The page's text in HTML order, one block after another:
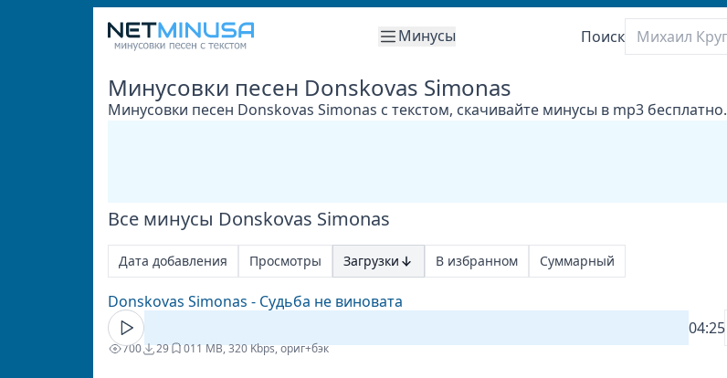
Минусы Поиск
Минусовки песен Donskovas Simonas
Минусовки песен Donskovas Simonas с текстом, скачивайте минусы в mp3 бесплатно.
Все минусы Donskovas Simonas
Дата добавления Просмотры Загрузки В избранном Суммарный
Donskovas Simonas - Судьба не виновата
04:25
700 29 011 MB, 320 Kbps, ориг+бэк